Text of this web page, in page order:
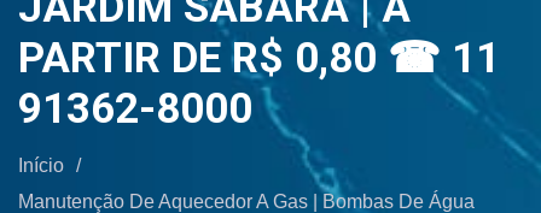
PARTIR DE R$ 0,80 ☎ 11
91362-8000
Início /
Manutenção De Aquecedor A Gas | Bombas De Água